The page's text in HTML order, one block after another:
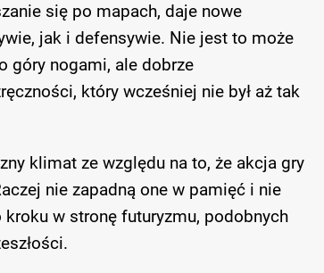
się po mapach, daje nowe
jak i defensywie. Nie jest to może
góry nogami, ale dobrze
który wcześniej nie był aż tak
klimat ze względu na to, że akcja gry
nie zapadną one w pamięć i nie
w stronę futuryzmu, podobnych